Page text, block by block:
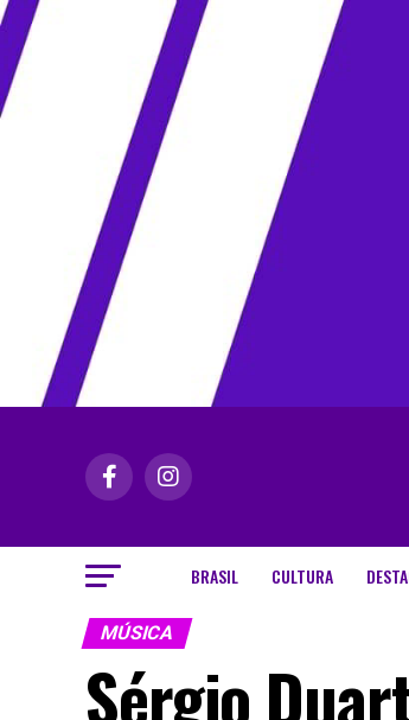
BRASIL CULTURA
MÚSICA
Sérgio